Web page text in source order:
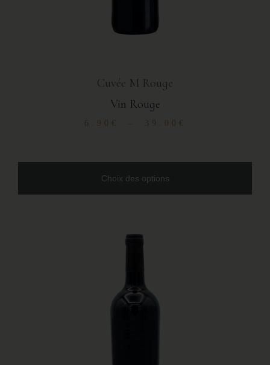
Cuvée M Rouge
Vin Rouge
6.90 € 39.00 €
Choix des options